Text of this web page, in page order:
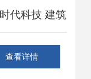
代科技 建筑
的互联网转型
查看详情